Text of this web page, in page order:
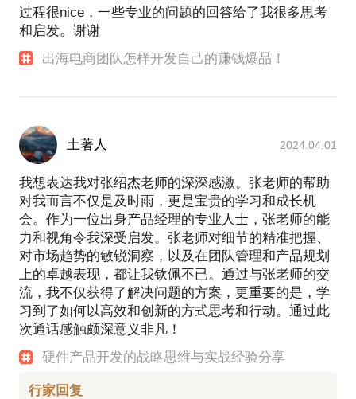
过程很nice，一些专业的问题的回答给了我很多思考
和启发。谢谢
出海电商团队怎样开发自己的赚钱爆品！
土著人 2024.04.01
我想表达我对张绍杰老师的深深感激。张老师的帮助
对我而言不仅是及时雨，更是宝贵的学习和成长机
会。作为一位出身产品经理的专业人士，张老师的能
力和视角令我深受启发。张老师对细节的精准把握、
对市场趋势的敏锐洞察，以及在团队管理和产品规划
上的卓越表现，都让我钦佩不已。通过与张老师的交
流，我不仅获得了解决问题的方案，更重要的是，学
习到了如何以高效和创新的方式思考和行动。通过此
次通话感触颇深意义非凡！
硬件产品开发的战略思维与实战经验分享
行家回复